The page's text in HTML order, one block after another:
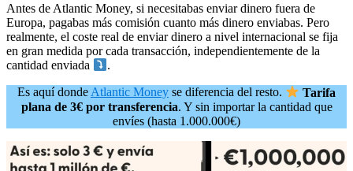
Antes de Atlantic Money, si necesitabas enviar dinero fuera de
Europa, pagabas más comisión cuanto más dinero enviabas. Pero
realmente, el coste real de enviar dinero a nivel internacional se fija
en gran medida por cada transacción, independientemente de la
cantidad enviada
.
Es aquí dondeAtlantic Moneyse diferencia del resto.
Tarifa
plana de 3€ por transferencia. Y sin importar la cantidad que
envíes (hasta 1.000.000€)